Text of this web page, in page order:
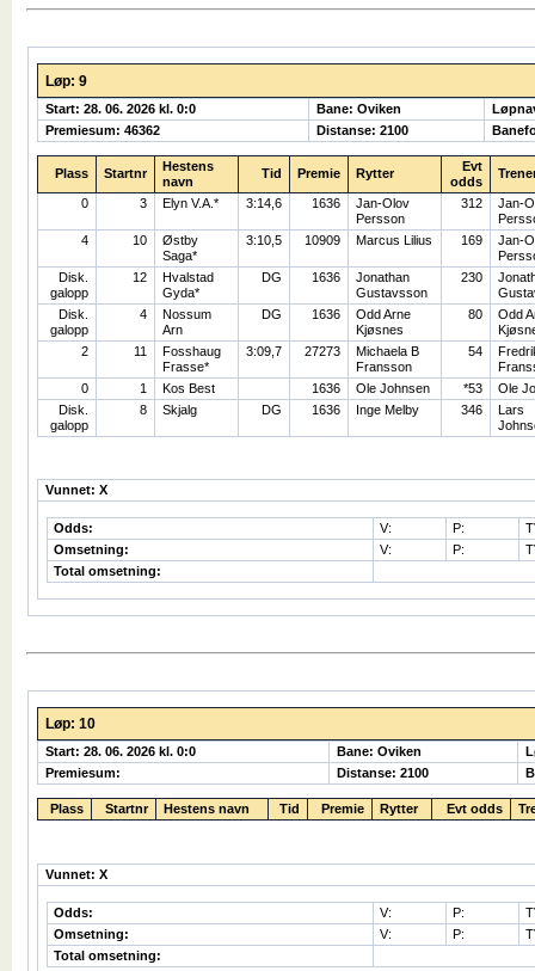
Løp: 9
Start: 28. 06. 2026 kl. 0:0 Bane: Oviken
Premiesum: 46362
Distanse: 2100
Plass Startnr
Hestens
navn
Tid Premie Rytter
Evt
odds
0 3 Elyn V.A.* 3:14,6 1636
Jan-Olov
Persson
312
Jan-
4
10
Østby
Saga*
3:10,5 10909 Marcus Lilius 169
Jan-
Disk.
galopp
12
Hvalstad
Gyda*
DG 1636
Jonathan
Gustavsson
230
Disk.
galopp
4
Nossum
Arn
DG 1636
Odd Arne
Kjøsnes
80
Odd
2
11
Fosshaug
Frasse*
3:09,7 27273
Michaela B
Fransson
54
0
1 Kos Best 1636 Ole Johnsen *53
Ole
Disk.
galopp
8 Skjalg DG 1636 Inge Melby 346
Lars
Vunnet: X
Odds: V: P:
Omsetning:
V: P:
Total omsetning:
Løp: 10
Start: 28. 06. 2026 kl. 0:0 Bane: Oviken
Premiesum:
Distanse: 2100
Plass Startnr Hestens navn Tid Premie Rytter Evt odds
Vunnet: X
Odds: V: P:
Omsetning:
V: P:
Total omsetning: